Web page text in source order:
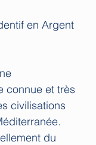
en Argent
connue et très
civilisations
du